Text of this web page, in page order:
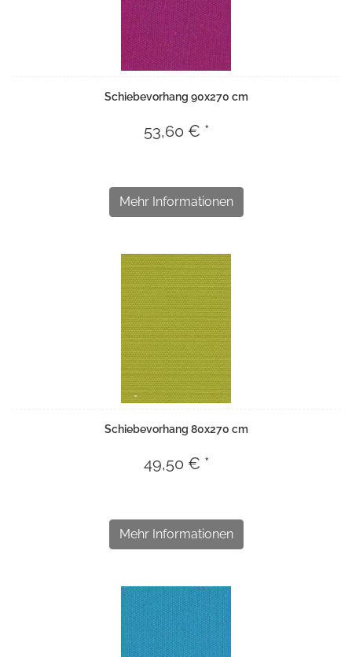
Schiebevorhang 90x270 cm
53,60 € *
Mehr Informationen
Schiebevorhang 80x270 cm
49,50 € *
Mehr Informationen